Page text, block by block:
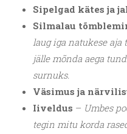
Sipelgad kätes ja
Silmalau
laug iga natukese aja
jälle mõnda aega
surnuks.
Väsimus ja
Iiveldus – Umbes
tegin mitu korda